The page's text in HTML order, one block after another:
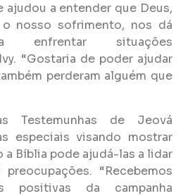
ajudou a entender que Deus,
nosso sofrimento, nos dá
enfrentar situações
“Gostaria de poder ajudar
perderam alguém que
Testemunhas de Jeová
especiais visando mostrar
a Bíblia pode ajudá-las a lidar
“Recebemos
positivas da campanha